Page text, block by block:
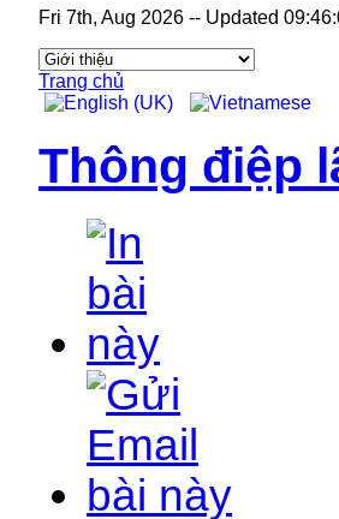
Fri 7th, Aug 2026 -- Updated
Trang chủ
Thông điệp